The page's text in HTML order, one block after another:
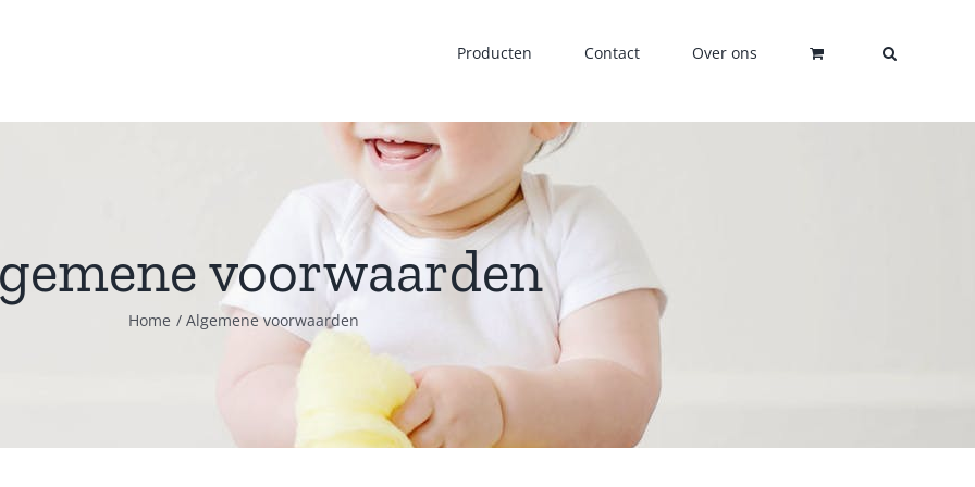
Producten Contact Over ons
voorwaarden
Home Algemene voorwaarden